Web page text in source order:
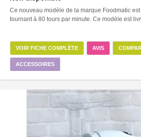
Ce nouveau modèle de la marque Foodmatic
tournant à 80 tours par minute. Ce modèle est
VOIR FICHE COMPLÈTE AVIS
ACCESSOIRES